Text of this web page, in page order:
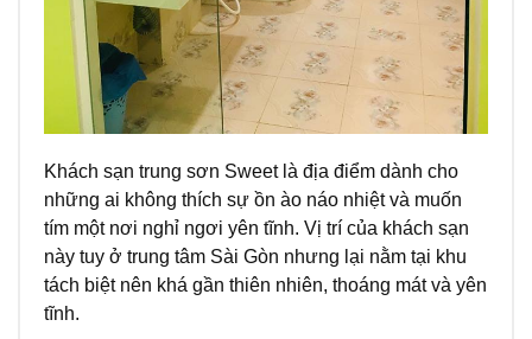
Khách sạn trung sơn Sweet là địa điểm dành cho
những ai không thích sự ồn ào náo nhiệt và muốn
tím một nơi nghỉ ngơi yên tĩnh. Vị trí của khách sạn
này tuy ở trung tâm Sài Gòn nhưng lại nằm tại khu
tách biệt nên khá gần thiên nhiên, thoáng mát và yên
tĩnh.